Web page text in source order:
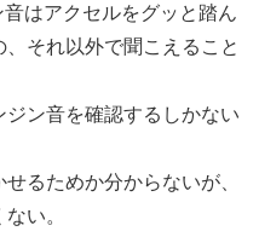
はアクセルをグッと踏ん
それ以外で聞こえること
ン音を確認するしかない
るためか分からないが、
い。